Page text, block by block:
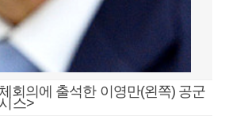
회의에 출석한 이영만(왼쪽) 공군
스>